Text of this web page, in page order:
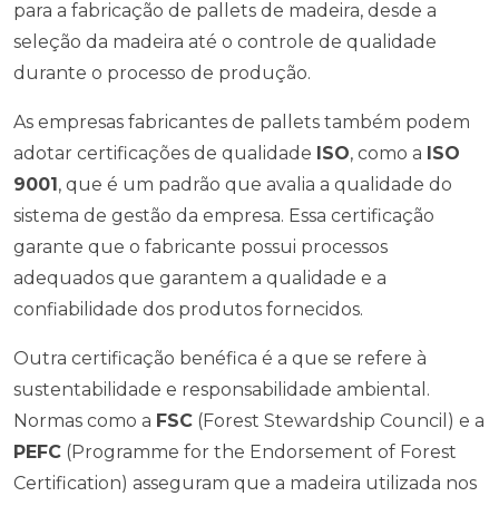
para a fabricação de pallets de madeira, desde a
seleção da madeira até o controle de qualidade
durante o processo de produção.
As empresas fabricantes de pallets também podem
adotar certificações de qualidade ISO, como a ISO
9001, que é um padrão que avalia a qualidade do
sistema de gestão da empresa. Essa certificação
garante que o fabricante possui processos
adequados que garantem a qualidade e a
confiabilidade dos produtos fornecidos.
Outra certificação benéfica é a que se refere à
sustentabilidade e responsabilidade ambiental.
Normas como a FSC (Forest Stewardship Council) e a
PEFC (Programme for the Endorsement of Forest
Certification) asseguram que a madeira utilizada nos